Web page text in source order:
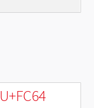
U+FC64